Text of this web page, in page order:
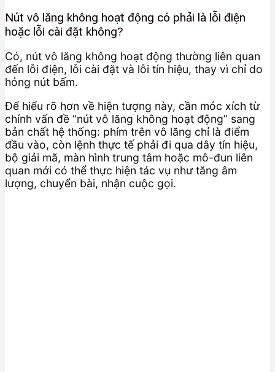
Nút vô lăng không hoạt động có phải là lỗi điện
hoặc lỗi cài đặt không?
Có, nút vô lăng không hoạt động thường liên quan
đến lỗi điện, lỗi cài đặt và lỗi tín hiệu, thay vì chỉ do
hỏng nút bấm.
Để hiểu rõ hơn về hiện tượng này, cần móc xích từ
chính vấn đề “nút vô lăng không hoạt động” sang
bản chất hệ thống: phím trên vô lăng chỉ là điểm
đầu vào, còn lệnh thực tế phải đi qua dây tín hiệu,
bộ giải mã, màn hình trung tâm hoặc mô-đun liên
quan mới có thể thực hiện tác vụ như tăng âm
lượng, chuyển bài, nhận cuộc gọi.